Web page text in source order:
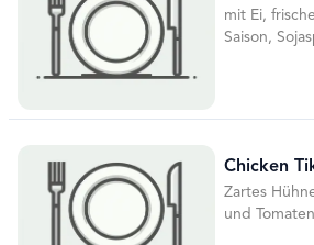
mit Ei,
Saison,
Chicken
Zartes
und